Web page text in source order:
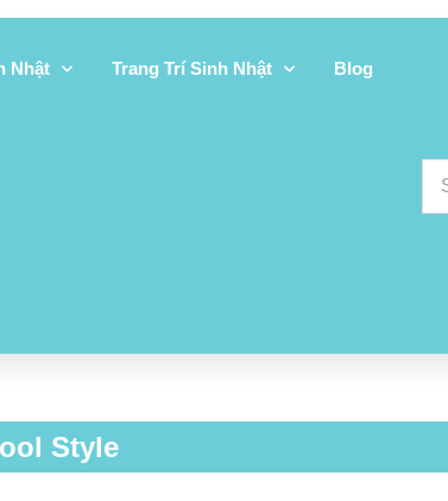
Nhật Trang Trí Sinh Nhật Blog
Style